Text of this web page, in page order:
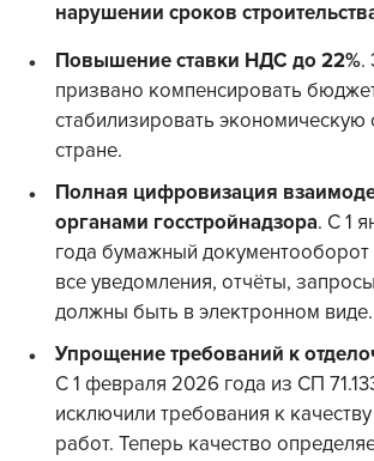
нарушении сроков
Повышение ставки НДС до 22%.
призвано компенсировать
стабилизировать экономическую
стране.
Полная цифровизация
органами госстройнадзора. С 1
года бумажный документооборот
все уведомления, отчёты,
должны быть в электронном виде.
Упрощение требований к
С 1 февраля 2026 года из СП
исключили требования к
работ. Теперь качество